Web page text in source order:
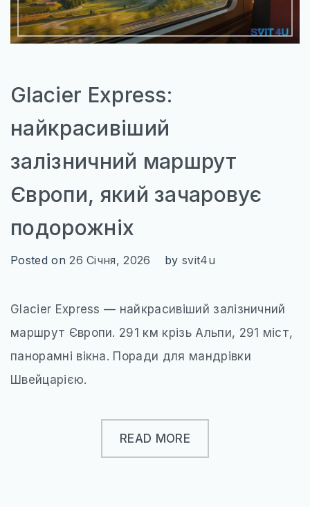
Glacier Express:
найкрасивіший
залізничний маршрут
Європи, який зачаровує
подорожніх
Posted on26 Січня, 2026 by svit4u
Glacier Express — найкрасивіший залізничний
маршрут Європи. 291 км крізь Альпи, 291 міст,
панорамні вікна. Поради для мандрівки
Швейцарією.
READ MORE